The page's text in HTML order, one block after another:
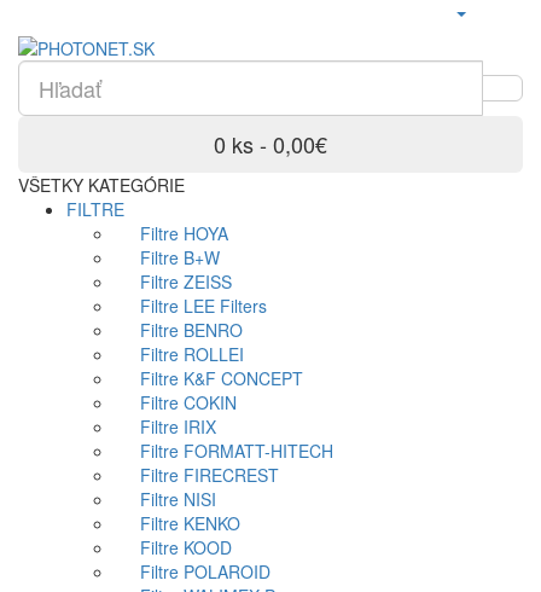
0 ks - 0,00€
VŠETKY KATEGÓRIE
FILTRE
Filtre HOYA
Filtre B+W
Filtre ZEISS
Filtre LEE Filters
Filtre BENRO
Filtre ROLLEI
Filtre K&F CONCEPT
Filtre COKIN
Filtre IRIX
Filtre FORMATT-HITECH
Filtre FIRECREST
Filtre NISI
Filtre KENKO
Filtre KOOD
Filtre POLAROID